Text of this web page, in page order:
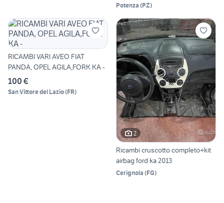
Potenza (PZ)
RICAMBI VARI AVEO FIAT
PANDA, OPEL AGILA,FORK KA -
100 €
San Vittore del Lazio(FR)
2
Ricambi cruscotto completo+kit
airbag ford ka 2013
Cerignola (FG)